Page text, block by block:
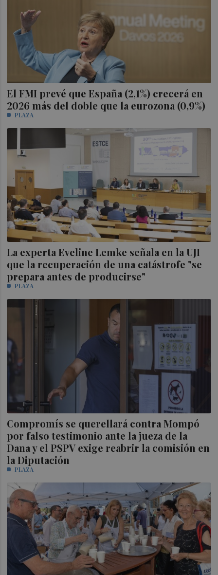
El FMI prevé que España (2,1%) crecerá en
2026 más del doble que la eurozona (0,9%)
PLAZA
La experta Eveline Lemke señala en la UJI
que la recuperación de una catástrofe "se
prepara antes de producirse"
PLAZA
Compromís se querellará contra Mompó
por falso testimonio ante la jueza de la
Dana y el PSPV exige reabrir la comisión en
la Diputación
PLAZA